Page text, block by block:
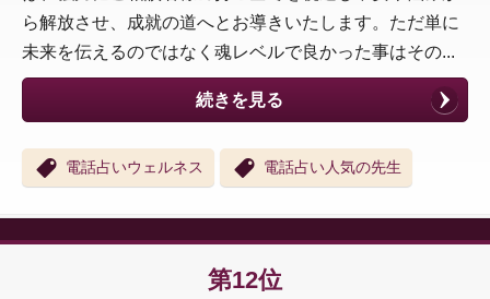
ら解放させ、成就の道へとお導きいたします。ただ単に
未来を伝えるのではなく魂レベルで良かった事はその...
続きを見る
電話占いウェルネス 電話占い人気の先生
第12位